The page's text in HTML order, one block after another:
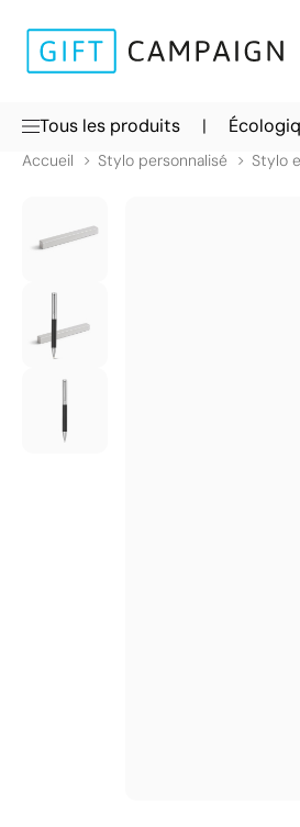
Tous les produits |
Accueil Stylo personnalisé Stylo